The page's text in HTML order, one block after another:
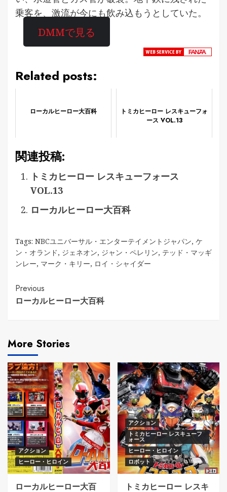
乗客を、激流が今にも飲み込もうとしていた。
DMMで見る
Related posts:
ローカルヒーロー大百科
トミカヒーロー レスキューフォ
ース VOL.13
関連投稿:
トミカヒーロー レスキューフォース
VOL.13
ローカルヒーロー大百科
Tags: NBCユニバーサル・エンターテイメントジャパン, ケ
ン・オランド, ジェネオン, ジャン・ペレリン, テッド・マッギ
ンレー, マーク・キリー, ロイ・シャイダー
Continue
Reading
Previous
ローカルヒーロー大百科
More Stories
アクション
ヒーロー・ヒロイン
ローカルヒーロー大百
アクション
トミカヒーロー レスキューフ
ォース
ヒーロー・ヒロイン
ロボット
トミカヒーロー レスキ